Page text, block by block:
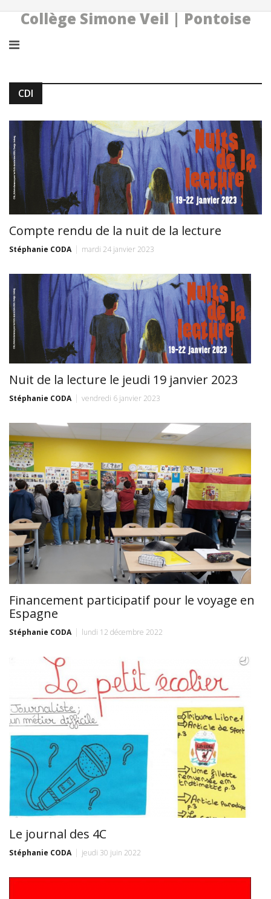
Collège Simone Veil | Pontoise
CDI
Compte rendu de la nuit de la lecture
Stéphanie CODA mardi 24 janvier 2023
Nuit de la lecture le jeudi 19 janvier 2023
Stéphanie CODA vendredi 6 janvier 2023
Financement participatif pour le voyage en
Espagne
Stéphanie CODA lundi 12 décembre 2022
Le journal des 4C
Stéphanie CODA jeudi 30 juin 2022